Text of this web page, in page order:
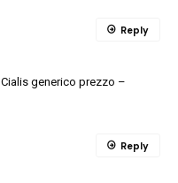
Cialis generico prezzo –
Reply
Reply